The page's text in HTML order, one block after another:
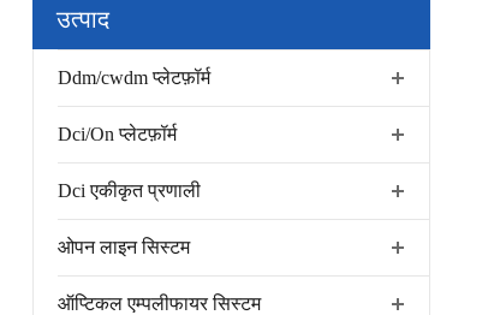
उत्पाद
Ddm/cwdm प्लेटफ़ॉर्म
Dci/On प्लेटफ़ॉर्म
Dci एकीकृत प्रणाली
ओपन लाइन सिस्टम
ऑप्टिकल एम्पलीफायर सिस्टम